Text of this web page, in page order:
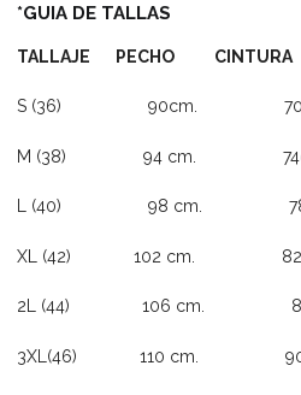
*GUIA DE TALLAS
TALLAJE PECHO CINTURA
S (36) 90cm. 70
M (38) 94 cm.
L (40) 98 cm. 78
XL (42) 102 cm. 82
2L (44) 106 cm. 86
3XL(46) 110 cm. 90